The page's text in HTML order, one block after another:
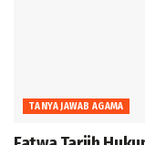
TANYA JAWAB AGAMA